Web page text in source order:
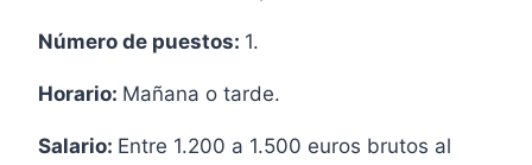
Número de puestos: 1.
Horario: Mañana o tarde.
Salario: Entre 1.200 a 1.500 euros brutos al